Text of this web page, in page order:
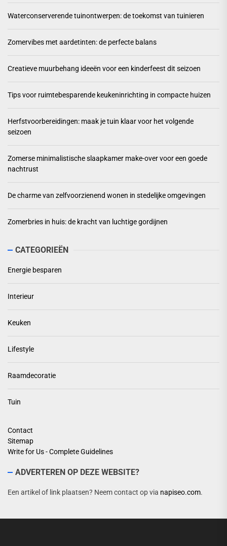
Waterconserverende tuinontwerpen: de toekomst van tuinieren
Zomervibes met aardetinten: de perfecte balans
Creatieve muurbehang ideeën voor een kinderfeest dit seizoen
Tips voor ruimtebesparende keukeninrichting in compacte huizen
Herfstvoorbereidingen: maak je tuin klaar voor het volgende
seizoen
Zomerse minimalistische slaapkamer make-over voor een goede
nachtrust
De charme van zelfvoorzienend wonen in stedelijke omgevingen
Zomerbries in huis: de kracht van luchtige gordijnen
CATEGORIEËN
Energie besparen
Interieur
Keuken
Lifestyle
Raamdecoratie
Tuin
Contact
Sitemap
Write for Us - Complete Guidelines
ADVERTEREN OP DEZE WEBSITE?
Een artikel of link plaatsen? Neem contact op via napiseo.com.